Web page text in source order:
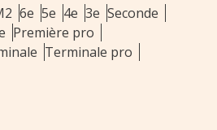
6e 5e 4e 3e Seconde
Première pro
Terminale pro